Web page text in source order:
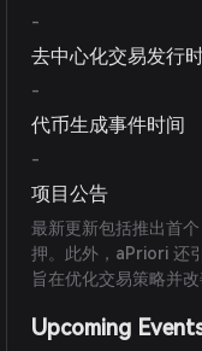
-
去中心化交易发行
-
代币生成事件时间
-
项目公告
最新更新包括推出首
押。此外，aPriori 还
旨在优化交易策略并改
Upcoming